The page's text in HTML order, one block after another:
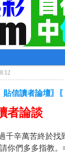
信讀者論壇〗
者論談
千辛萬苦終於
你們多多指教。